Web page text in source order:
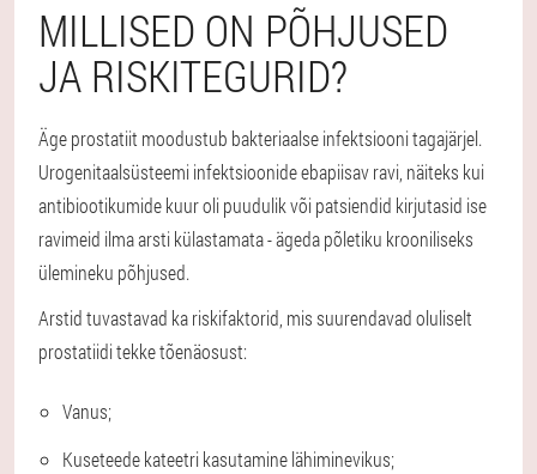
MILLISED ON PÕHJUSED
JA RISKITEGURID?
Äge prostatiit moodustub bakteriaalse infektsiooni tagajärjel.
Urogenitaalsüsteemi infektsioonide ebapiisav ravi, näiteks kui
antibiootikumide kuur oli puudulik või patsiendid kirjutasid ise
ravimeid ilma arsti külastamata - ägeda põletiku krooniliseks
ülemineku põhjused.
Arstid tuvastavad ka riskifaktorid, mis suurendavad oluliselt
prostatiidi tekke tõenäosust:
Vanus;
Kuseteede kateetri kasutamine lähiminevikus;